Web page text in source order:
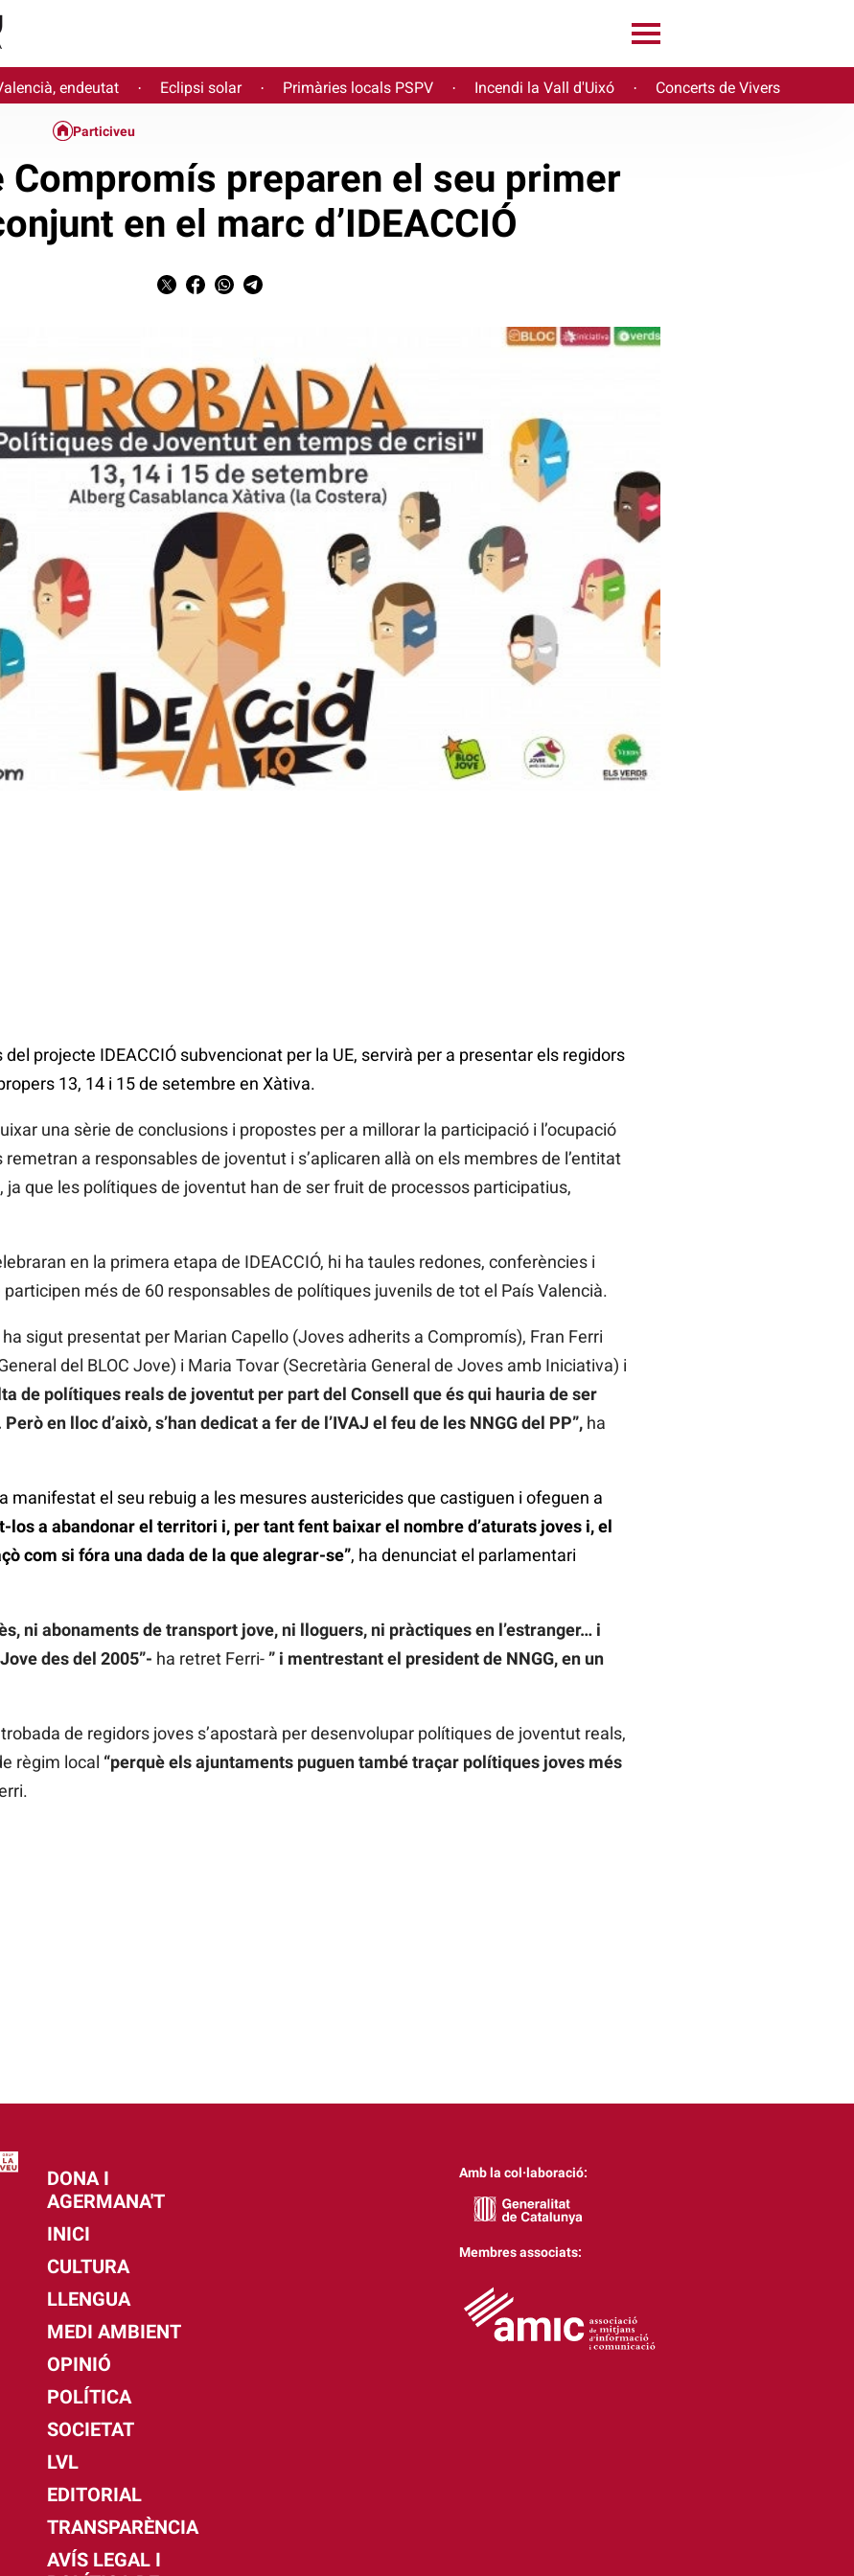
endeutat · Eclipsi solar · Primàries locals PSPV · Incendi la Vall d'Uixó · Concerts de Vivers
Particiveu
Compromís preparen el seu primer
en el marc d’IDEACCIÓ
projecte IDEACCIÓ subvencionat per la UE, servirà per a presentar els regidors
13, 14 i 15 de setembre en Xàtiva.
una sèrie de conclusions i propostes per a millorar la participació i l’ocupació
a responsables de joventut i s’aplicaren allà on els membres de l’entitat
que les polítiques de joventut han de ser fruit de processos participatius,
en la primera etapa de IDEACCIÓ, hi ha taules redones, conferències i
participen més de 60 responsables de polítiques juvenils de tot el País Valencià.
ha sigut presentat per Marian Capello (Joves adherits a Compromís), Fran Ferri
del BLOC Jove) i Maria Tovar (Secretària General de Joves amb Iniciativa) i
de polítiques reals de joventut per part del Consell que és qui hauria de ser
en lloc d’això, s’han dedicat a fer de l’IVAJ el feu de les NNGG del PP”, ha
manifestat el seu rebuig a les mesures austericides que castiguen i ofeguen a
los a abandonar el territori i, per tant fent baixar el nombre d’aturats joves i, el
com si fóra una dada de la que alegrar-se”, ha denunciat el parlamentari
ni abonaments de transport jove, ni lloguers, ni pràctiques en l’estranger… i
des del 2005”- ha retret Ferri-” i mentrestant el president de NNGG, en un
de regidors joves s’apostarà per desenvolupar polítiques de joventut reals,
règim local “perquè els ajuntaments puguen també traçar polítiques joves més
DONA I
AGERMANA'T
INICI
CULTURA
LLENGUA
MEDI AMBIENT
OPINIÓ
POLÍTICA
SOCIETAT
LVL
EDITORIAL
TRANSPARÈNCIA
AVÍS LEGAL I
Amb la col·laboració:
Membres associats: